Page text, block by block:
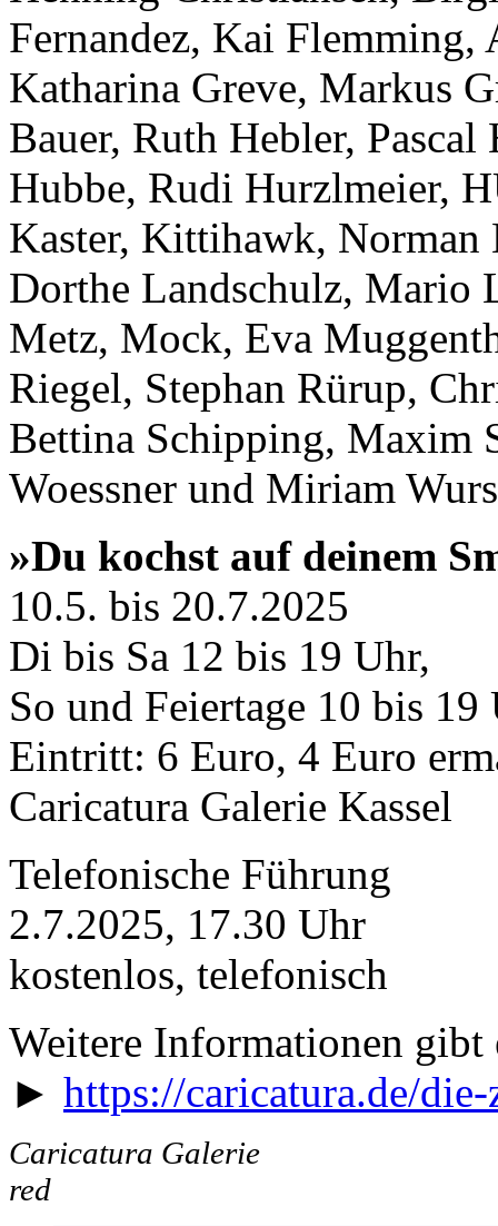
Fernandez, Kai
Katharina Greve, Markus
Bauer, Ruth Hebler,
Hubbe, Rudi Hurzlmeier,
Kaster, Kittihawk,
Dorthe Landschulz, Mario
Metz, Mock, Eva
Riegel, Stephan Rürup,
Bettina Schipping, Maxim
Woessner und Miriam
»Du kochst auf deinem
10.5. bis 20.7.2025
Di bis Sa 12 bis 19 Uhr,
So und Feiertage 10 bis 19
Eintritt: 6 Euro, 4 Euro
Caricatura Galerie Kassel
Telefonische Führung
2.7.2025, 17.30 Uhr
kostenlos, telefonisch
Weitere Informationen gibt
► https://caricatura.de/
Caricatura Galerie
red